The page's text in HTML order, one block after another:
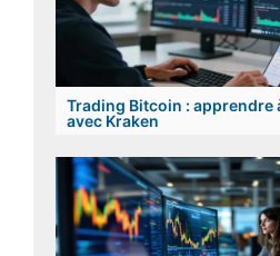
Trading Bitcoin : apprendre
avec Kraken